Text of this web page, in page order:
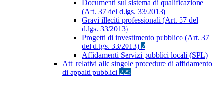
Documenti sul sistema di qualificazione
(Art. 37 del d.lgs. 33/2013)
Gravi illeciti professionali (Art. 37 del
d.lgs. 33/2013)
Progetti di investimento pubblico (Art. 37
del d.lgs. 33/2013) 2
Affidamenti Servizi pubblici locali (SPL)
Atti relativi alle singole procedure di affidamento
di appalti pubblici 225